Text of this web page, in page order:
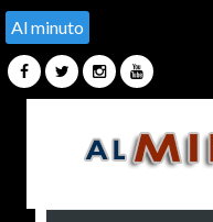
Al minuto